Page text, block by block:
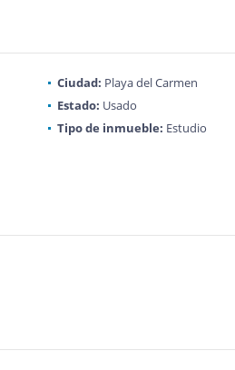
Ciudad: Playa del Carmen
Estado: Usado
Tipo de inmueble: Estudio